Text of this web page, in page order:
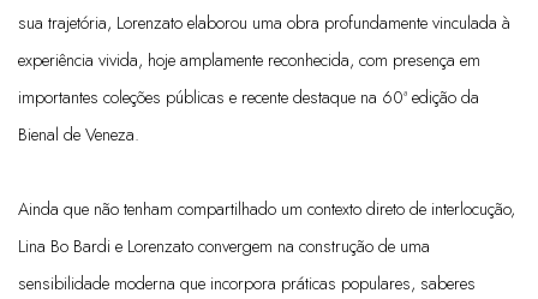
sua trajetória, Lorenzato elaborou uma obra profundamente vinculada à
experiência vivida, hoje amplamente reconhecida, com presença em
importantes coleções públicas e recente destaque na 60ª edição da
Bienal de Veneza.
Ainda que não tenham compartilhado um contexto direto de interlocução,
Lina Bo Bardi e Lorenzato convergem na construção de uma
sensibilidade moderna que incorpora práticas populares, saberes